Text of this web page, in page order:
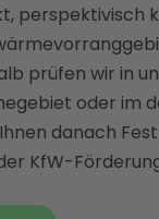
perspektivisch
prüfen wir in
oder im
danach
KfW-